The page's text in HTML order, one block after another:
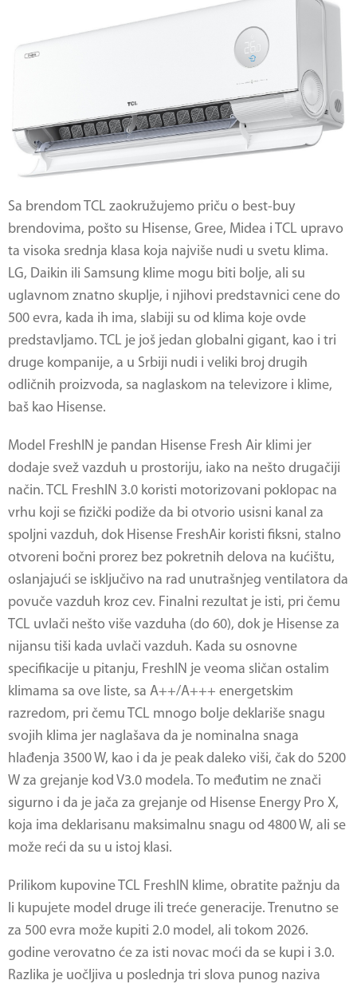
Sa brendom TCL zaokružujemo priču o best-buy
brendovima, pošto su Hisense, Gree, Midea i TCL upravo
ta visoka srednja klasa koja najviše nudi u svetu klima.
LG, Daikin ili Samsung klime mogu biti bolje, ali su
uglavnom znatno skuplje, i njihovi predstavnici cene do
500 evra, kada ih ima, slabiji su od klima koje ovde
predstavljamo. TCL je još jedan globalni gigant, kao i tri
druge kompanije, a u Srbiji nudi i veliki broj drugih
odličnih proizvoda, sa naglaskom na televizore i klime,
baš kao Hisense.
Model FreshIN je pandan Hisense Fresh Air klimi jer
dodaje svež vazduh u prostoriju, iako na nešto drugačiji
način. TCL FreshIN 3.0 koristi motorizovani poklopac na
vrhu koji se fizički podiže da bi otvorio usisni kanal za
spoljni vazduh, dok Hisense FreshAir koristi fiksni, stalno
otvoreni bočni prorez bez pokretnih delova na kućištu,
oslanjajući se isključivo na rad unutrašnjeg ventilatora da
povuče vazduh kroz cev. Finalni rezultat je isti, pri čemu
TCL uvlači nešto više vazduha (do 60), dok je Hisense za
nijansu tiši kada uvlači vazduh. Kada su osnovne
specifikacije u pitanju, FreshIN je veoma sličan ostalim
klimama sa ove liste, sa A++/A+++ energetskim
razredom, pri čemu TCL mnogo bolje deklariše snagu
svojih klima jer naglašava da je nominalna snaga
hlađenja 3500 W, kao i da je peak daleko viši, čak do 5200
W za grejanje kod V3.0 modela. To međutim ne znači
sigurno i da je jača za grejanje od Hisense Energy Pro X,
koja ima deklarisanu maksimalnu snagu od 4800 W, ali se
može reći da su u istoj klasi.
Prilikom kupovine TCL FreshIN klime, obratite pažnju da
li kupujete model druge ili treće generacije. Trenutno se
za 500 evra može kupiti 2.0 model, ali tokom 2026.
godine verovatno će za isti novac moći da se kupi i 3.0.
Razlika je uočljiva u poslednja tri slova punog naziva